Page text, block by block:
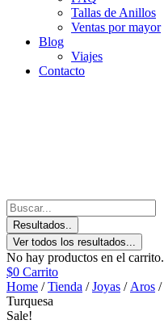
Tallas de Anillos
Ventas por mayor
Blog
Viajes
Contacto
Resultados..
Ver todos los resultados...
No hay productos en el carrito.
$0 Carrito
Home /Tienda /Joyas / Aros /
Turquesa
Sale!